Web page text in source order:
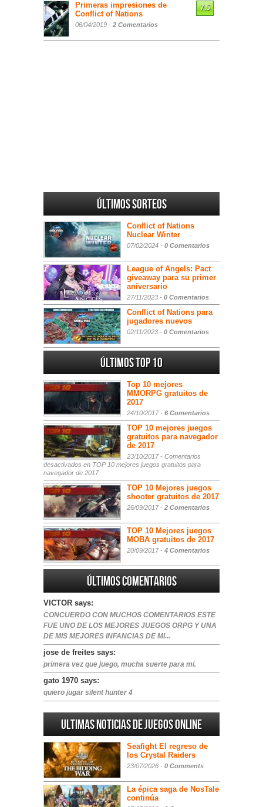
Primeras impresiones de
Conflict of Nations
06/04/2019 - 2 Comentarios
7.5
Últimos sorteos
Conflict of Nations
Nuclear Winter
07/02/2024 - 0 Comentarios
League of Angels: Pact
giveaway para su primer
aniversario
27/11/2023 - 0 Comentarios
Conflict of Nations para
jugadores nuevos
02/11/2023 - 0 Comentarios
Últimos Top 10
Top 10 mejores
MMORPG gratuitos de
2017
24/10/2017 - 6 Comentarios
TOP 10 mejores juegos
gratuitos para navegador
de 2017
23/10/2017 - Comentarios
desactivados en TOP 10 mejores juegos gratuitos para
navegador de 2017
TOP 10 Mejores juegos
shooter gratuitos de 2017
26/09/2017 - 2 Comentarios
TOP 10 Mejores juegos
MOBA gratuitos de 2017
20/09/2017 - 4 Comentarios
Últimos comentarios
VICTOR says:
CONCUERDO CON MUCHOS COMENTARIOS ESTE
FUE UNO DE LOS MEJORES JUEGOS ORPG Y UNA
DE MIS MEJORES INFANCIAS DE MI...
jose de freites says:
primera vez que juego, mucha suerte para mi.
gato 1970 says:
quiero jugar silent hunter 4
Ultimas noticias de juegos online
Seafight El regreso de
los Crystal Raiders
23/07/2026 - 0 Comments
La épica saga de NosTale
continúa